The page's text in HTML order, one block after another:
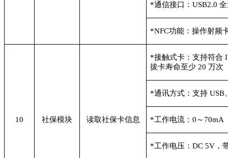
*通信接口：USB2.0
*NFC功能：操作射频
10 社保模块 读取社保卡信息
*接触式卡：支持符合
拔卡寿命至少 20 万次
*通讯方式：支持 USB
*工作电流：0～70mA
*工作电压：DC 5V，